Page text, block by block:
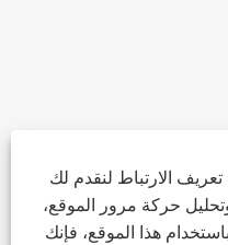
الارتباط لنقدم لك
حركة مرور الموقع،
هذا الموقع، فإنك